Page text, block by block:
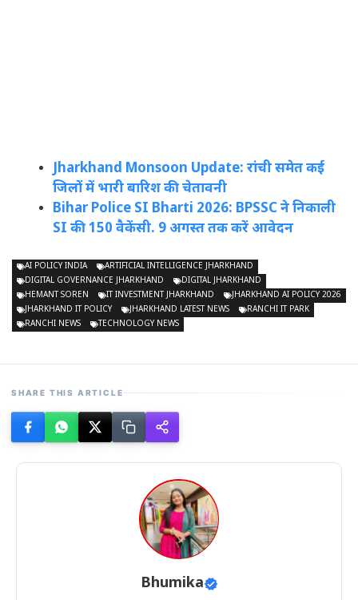
Jharkhand Monsoon Update: रांची समेत कई
जिलों में भारी बारिश की चेतावनी
Bihar Police SI Bharti 2026: BPSSC ने निकाली
SI की 150 वैकेंसी. 9 अगस्त तक करें आवेदन
AI POLICY INDIA
ARTIFICIAL INTELLIGENCE JHARKHAND
DIGITAL GOVERNANCE JHARKHAND
DIGITAL JHARKHAND
HEMANT SOREN
IT INVESTMENT JHARKHAND
JHARKHAND AI POLICY 2026
JHARKHAND IT POLICY
JHARKHAND LATEST NEWS
RANCHI IT PARK
RANCHI NEWS
TECHNOLOGY NEWS
SHARE THIS ARTICLE
Bhumika